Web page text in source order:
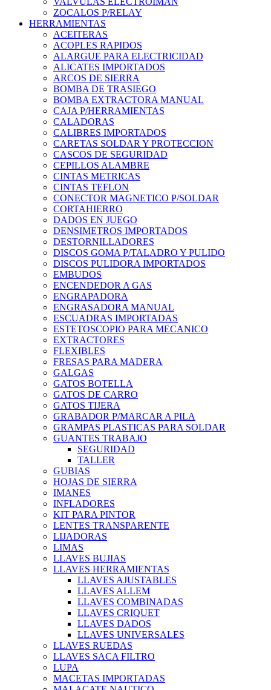
ZOCALOS P/RELAY
HERRAMIENTAS
ACEITERAS
ACOPLES RAPIDOS
ALARGUE PARA ELECTRICIDAD
ALICATES IMPORTADOS
ARCOS DE SIERRA
BOMBA DE TRASIEGO
BOMBA EXTRACTORA MANUAL
CAJA P/HERRAMIENTAS
CALADORAS
CALIBRES IMPORTADOS
CARETAS SOLDAR Y PROTECCION
CASCOS DE SEGURIDAD
CEPILLOS ALAMBRE
CINTAS METRICAS
CINTAS TEFLON
CONECTOR MAGNETICO P/SOLDAR
CORTAHIERRO
DADOS EN JUEGO
DENSIMETROS IMPORTADOS
DESTORNILLADORES
DISCOS GOMA P/TALADRO Y PULIDO
DISCOS PULIDORA IMPORTADOS
EMBUDOS
ENCENDEDOR A GAS
ENGRAPADORA
ENGRASADORA MANUAL
ESCUADRAS IMPORTADAS
ESTETOSCOPIO PARA MECANICO
EXTRACTORES
FLEXIBLES
FRESAS PARA MADERA
GALGAS
GATOS BOTELLA
GATOS DE CARRO
GATOS TIJERA
GRABADOR P/MARCAR A PILA
GRAMPAS PLASTICAS PARA SOLDAR
GUANTES TRABAJO
SEGURIDAD
TALLER
GUBIAS
HOJAS DE SIERRA
IMANES
INFLADORES
KIT PARA PINTOR
LENTES TRANSPARENTE
LIJADORAS
LIMAS
LLAVES BUJIAS
LLAVES HERRAMIENTAS
LLAVES AJUSTABLES
LLAVES ALLEM
LLAVES COMBINADAS
LLAVES CRIQUET
LLAVES DADOS
LLAVES UNIVERSALES
LLAVES RUEDAS
LLAVES SACA FILTRO
LUPA
MACETAS IMPORTADAS